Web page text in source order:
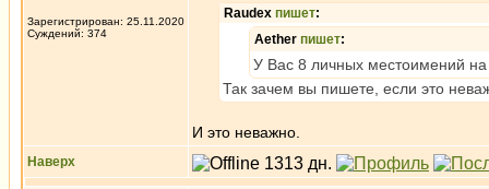
Зарегистрирован: 25.11.2020
Суждений: 374
Raudex пишет:
Aether пишет:
У Вас 8 личных местоимений на
Так зачем вы пишете, если это
И это неважно.
Наверх